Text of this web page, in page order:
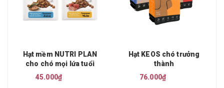
Hạt mềm NUTRI PLAN
cho chó mọi lứa tuổi
45.000₫
Hạt KEOS chó trưởng
thành
76.000₫